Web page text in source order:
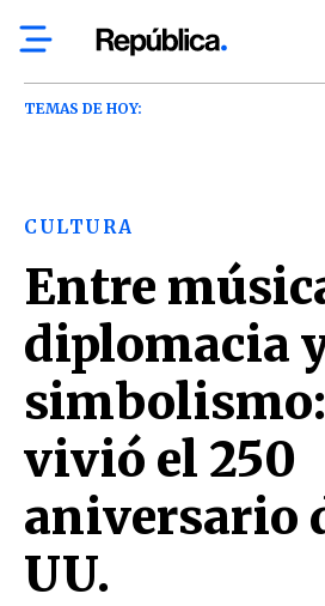
TEMAS DE HOY:
CULTURA
Entre
diplomacia
vivió el 250
aniversario
UU.